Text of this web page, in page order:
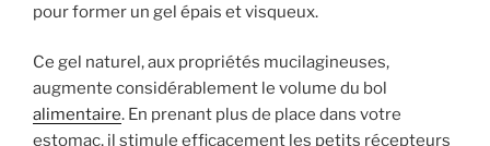
pour former un gel épais et visqueux.
Ce gel naturel, aux propriétés mucilagineuses,
augmente considérablement le volume du bol
alimentaire. En prenant plus de place dans votre
estomac, il stimule efficacement les petits récepteurs